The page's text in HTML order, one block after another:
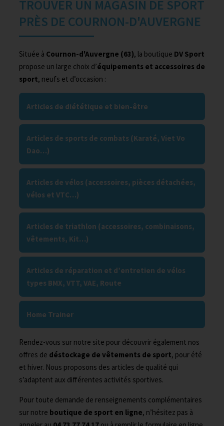
TROUVER UN MAGASIN DE SPORT
PRÈS DE COURNON-D'AUVERGNE
Située à Cournon-d'Auvergne (63), la boutique DV Sport
propose un large choix d’équipements et accessoires de
sport, neufs et d’occasion :
Articles de diététique et bien-être
Articles de sports de combats (Karaté, Viet Vo
Dao…)
Articles de vélos (accessoires, pièces détachées,
vélos et VTC…)
Articles de triathlon (accessoires, combinaisons,
vêtements, Kit…)
Articles de réparation et d’entretien de vélos
types BMX, VTT, VAE, Route
Home Trainer
Rendez-vous sur notre site pour découvrir également nos
offres de déstockage de vêtements de sport, pour été
et hiver. Nous proposons des articles de qualité qui
s’adaptent aux différentes activités sportives.
Pour toute demande de renseignements complémentaires
sur notre boutique de sport en ligne, n’hésitez pas à